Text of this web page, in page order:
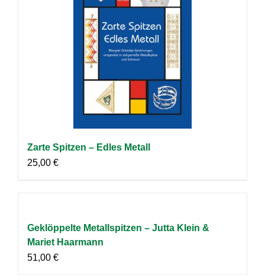
Zarte Spitzen – Edles Metall
25,00 €
Geklöppelte Metallspitzen – Jutta Klein &
Mariet Haarmann
51,00 €